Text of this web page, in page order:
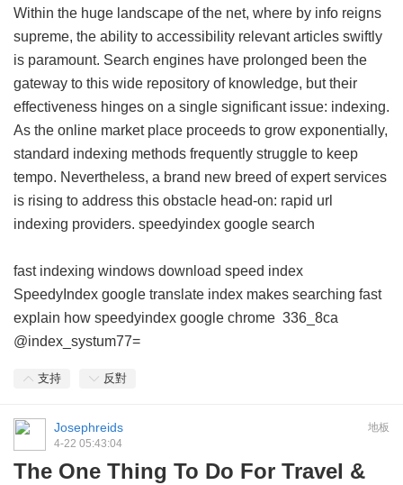
Within the huge landscape of the net, where by info reigns
supreme, the ability to accessibility relevant articles swiftly
is paramount. Search engines have prolonged been the
gateway to this wide repository of knowledge, but their
effectiveness hinges on a single significant issue: indexing.
As the online market place proceeds to grow exponentially,
standard indexing methods frequently struggle to keep
tempo. Nevertheless, a brand new breed of expert services
is rising to address this obstacle head-on: rapid url
indexing providers. speedyindex google search
fast indexing windows download speed index
SpeedyIndex google translate index makes searching fast
explain how speedyindex google chrome 336_8ca
@index_systum77=
支持 反對
地板
Josephreids
4-22 05:43:04
The One Thing To Do For Travel &